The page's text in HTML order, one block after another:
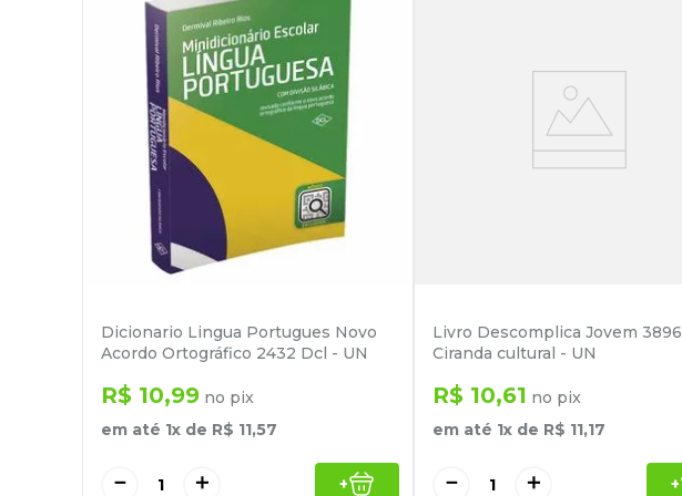
Dicionario Lingua Portugues Novo
Acordo Ortográfico 2432 Dcl - UN
R$ 10,99 no pix
em até 1x de R$ 11,57
＋
－ +
Livro Descomplica Jovem 3896
Ciranda cultural - UN
R$ 10,61 no pix
em até 1x de R$ 11,17
＋
－ +